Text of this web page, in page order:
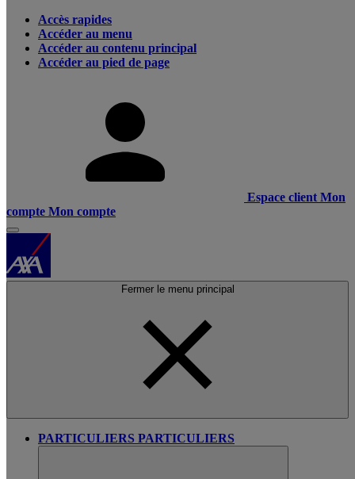
Accès rapides
Accéder au menu
Accéder au contenu principal
Accéder au pied de page
Espace client Mon
compte Mon compte
Fermer le menu principal
PARTICULIERS PARTICULIERS